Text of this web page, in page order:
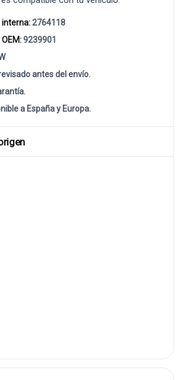
interna:2764118
9239901
antes del envío.
a España y Europa.